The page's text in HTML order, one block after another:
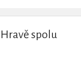
Hravě spolu